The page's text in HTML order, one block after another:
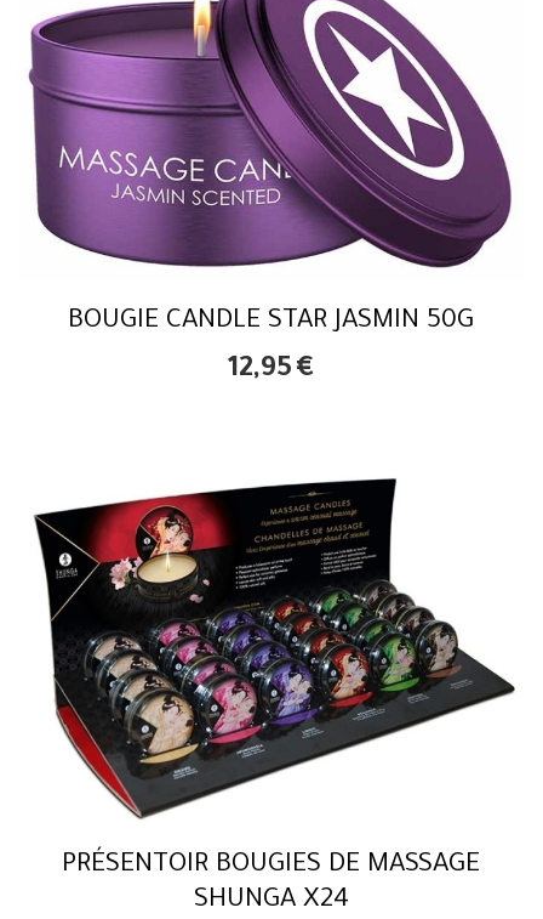
BOUGIE CANDLE STAR JASMIN 50G
12,95 €
PRÉSENTOIR BOUGIES DE MASSAGE
SHUNGA X24